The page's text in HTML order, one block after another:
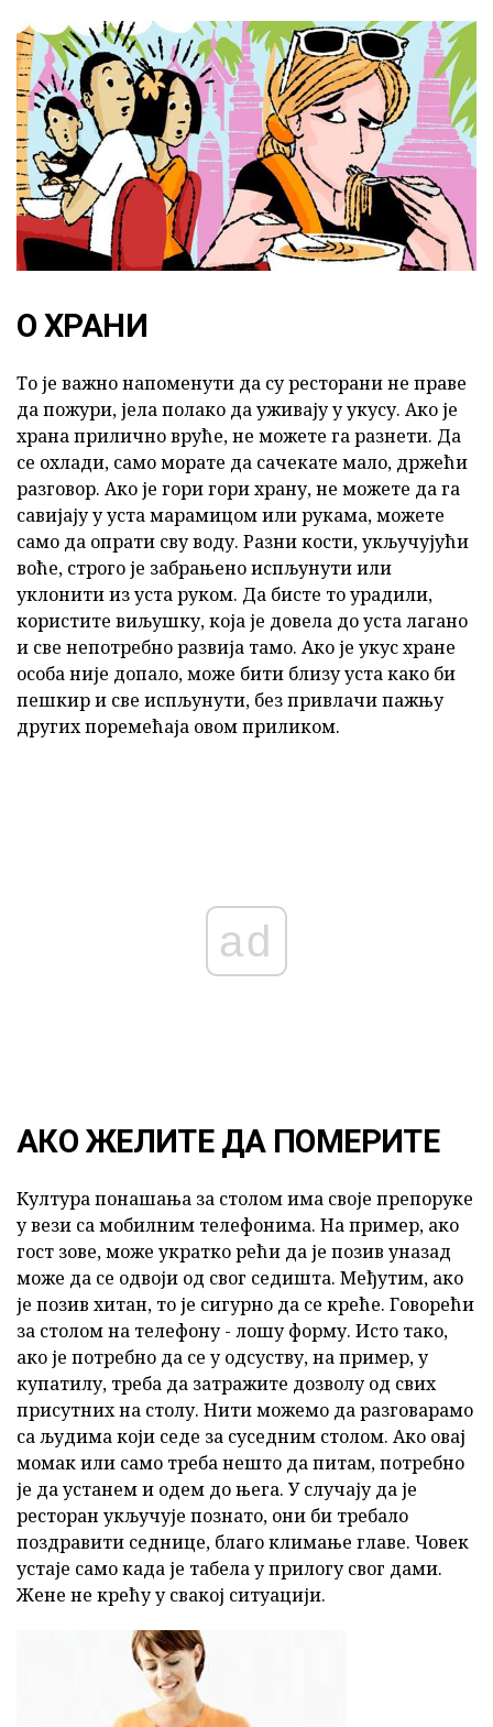
О ХРАНИ
То је важно напоменути да су ресторани не праве
да пожури, јела полако да уживају у укусу. Ако је
храна прилично вруће, не можете га разнети. Да
се охлади, само морате да сачекате мало, држећи
разговор. Ако је гори гори храну, не можете да га
савијају у уста марамицом или рукама, можете
само да опрати сву воду. Разни кости, укључујући
воће, строго је забрањено испљунути или
уклонити из уста руком. Да бисте то урадили,
користите виљушку, која је довела до уста лагано
и све непотребно развија тамо. Ако је укус хране
особа није допало, може бити близу уста како би
пешкир и све испљунути, без привлачи пажњу
других поремећаја овом приликом.
ad
АКО ЖЕЛИТЕ ДА ПОМЕРИТЕ
Култура понашања за столом има своје препоруке
у вези са мобилним телефонима. На пример, ако
гост зове, може укратко рећи да је позив уназад
може да се одвоји од свог седишта. Међутим, ако
је позив хитан, то је сигурно да се креће. Говорећи
за столом на телефону - лошу форму. Исто тако,
ако је потребно да се у одсуству, на пример, у
купатилу, треба да затражите дозволу од свих
присутних на столу. Нити можемо да разговарамо
са људима који седе за суседним столом. Ако овај
момак или само треба нешто да питам, потребно
је да устанем и одем до њега. У случају да је
ресторан укључује познато, они би требало
поздравити седнице, благо климање главе. Човек
устаје само када је табела у прилогу свог дами.
Жене не крећу у свакој ситуацији.